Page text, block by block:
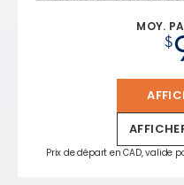
MOY.
$
Prix de départ en CAD, valide